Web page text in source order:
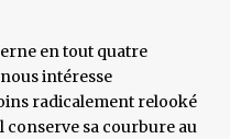
en tout quatre
intéresse
radicalement relooké
conserve sa courbure au